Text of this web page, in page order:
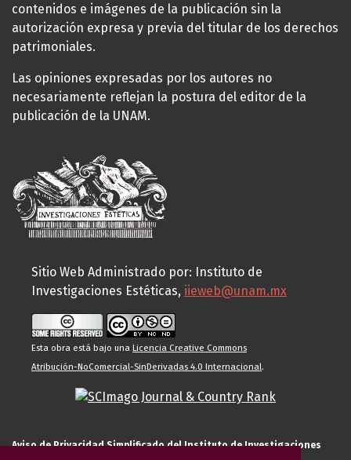
contenidos e imágenes de la publicación sin la
autorización expresa y previa del titular de los derechos
patrimoniales.
Las opiniones expresadas por los autores no
necesariamente reflejan la postura del editor de la
publicación de la UNAM.
Sitio Web Administrado por: Instituto de
Investigaciones Estéticas, iieweb@unam.mx
Esta obra está bajo una Licencia Creative Commons
Atribución-NoComercial-SinDerivadas 4.0 Internacional.
Aviso de Privacidad Simplificado del Instituto de Investigaciones